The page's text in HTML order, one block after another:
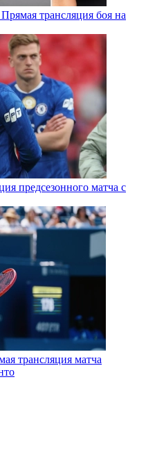
трансляция боя на
предсезонного матча с
трансляция матча